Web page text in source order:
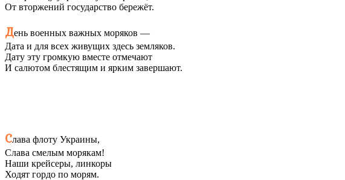
От вторжений государство бережёт.
День военных важных моряков —
Дата и для всех живущих здесь земляков.
Дату эту громкую вместе отмечают
И салютом блестящим и ярким завершают.
Слава флоту Украины,
Слава смелым морякам!
Наши крейсеры, линкоры
Ходят гордо по морям.